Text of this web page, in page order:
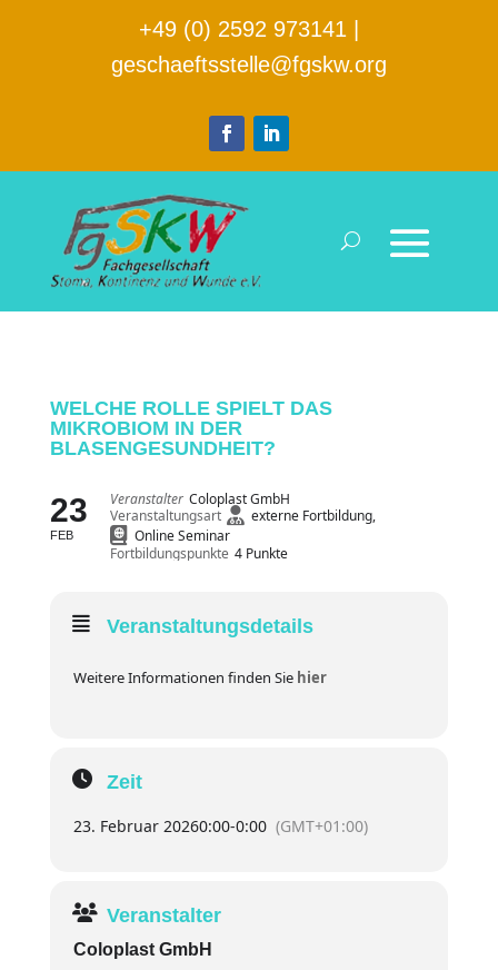
+49 (0) 2592 973141
geschaeftsstelle@fgskw.org
WELCHE ROLLE SPIELT DAS
MIKROBIOM IN DER
BLASENGESUNDHEIT?
23
FEB
Veranstalter Coloplast GmbH
Veranstaltungsart
externe Fortbildung,
Online Seminar
Fortbildungspunkte 4 Punkte
Veranstaltungsdetails
Weitere Informationen finden Sie hier
Zeit
23. Februar 20260:00-0:00 (GMT+01:00)
Veranstalter
Coloplast GmbH